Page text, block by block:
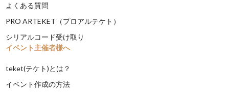
よくある質問
PRO ARTEKET（プロアルテケト）
シリアルコード受け取り
イベント主催者様へ
teket(テケト)とは？
イベント作成の方法